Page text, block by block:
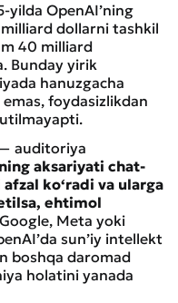
yilda OpenAI’ning
dollarni tashkil
40 milliard
Bunday yirik
hanuzgacha
foydasizlikdan
auditoriya
aksariyati chat-
ko‘radi va ularga
ehtimol
Google, Meta yoki
sun’iy intellekt
boshqa daromad
holatini yanada